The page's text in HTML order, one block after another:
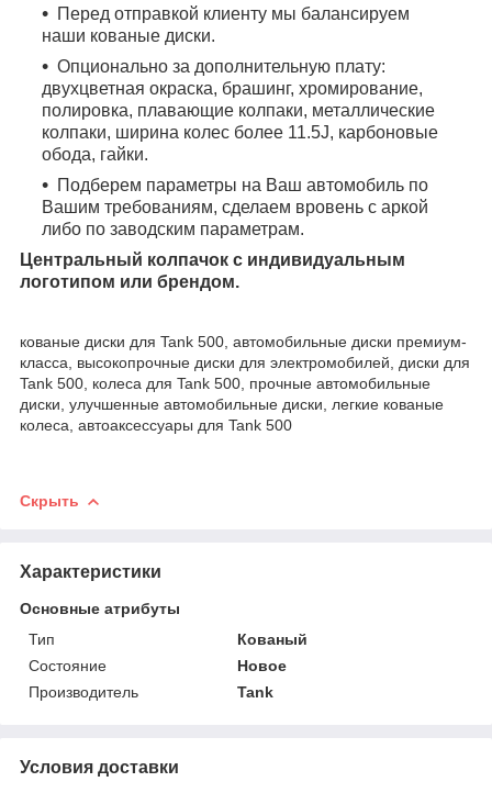
Перед отправкой клиенту мы балансируем
наши кованые диски.
Опционально за дополнительную плату:
двухцветная окраска, брашинг, хромирование,
полировка, плавающие колпаки, металлические
колпаки, ширина колес более 11.5J, карбоновые
обода, гайки.
Подберем параметры на Ваш автомобиль по
Вашим требованиям, сделаем вровень с аркой
либо по заводским параметрам.
Центральный колпачок с индивидуальным
логотипом или брендом.
кованые диски для Tank 500, автомобильные диски премиум-
класса, высокопрочные диски для электромобилей, диски для
Tank 500, колеса для Tank 500, прочные автомобильные
диски, улучшенные автомобильные диски, легкие кованые
колеса, автоаксессуары для Tank 500
Скрыть
Характеристики
Основные атрибуты
Тип
Кованый
Состояние
Новое
Производитель
Tank
Условия доставки